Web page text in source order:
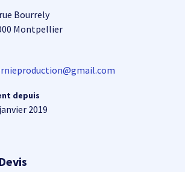
Bourrely
Montpellier
depuis
2019
Devis